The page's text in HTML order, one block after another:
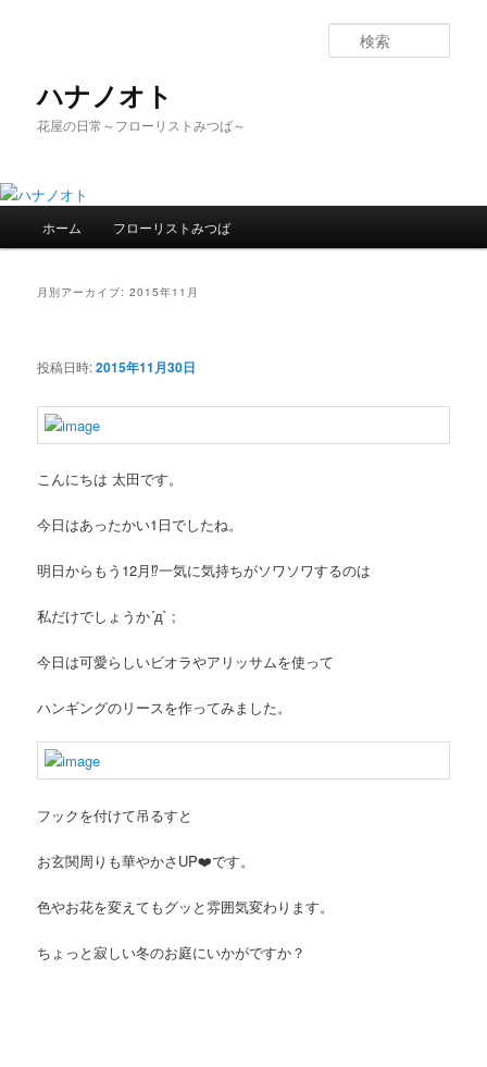
ハナノオト
花屋の日常～フローリストみつば～
索
メ
コ
ン
サ
ン
テ
ホーム フローリストみつば
月別アーカイブ:2015年11月
投稿日時:2015年11月30日
こんにちは 太田です。
今日はあったかい1日でしたね。
明日からもう12月⁉︎一気に気持ちがソワソワするのは
私だけでしょうか´д` ;
今日は可愛らしいビオラやアリッサムを使って
ハンギングのリースを作ってみました。
フックを付けて吊るすと
お玄関周りも華やかさUP❤️です。
色やお花を変えてもグッと雰囲気変わります。
ちょっと寂しい冬のお庭にいかがですか？